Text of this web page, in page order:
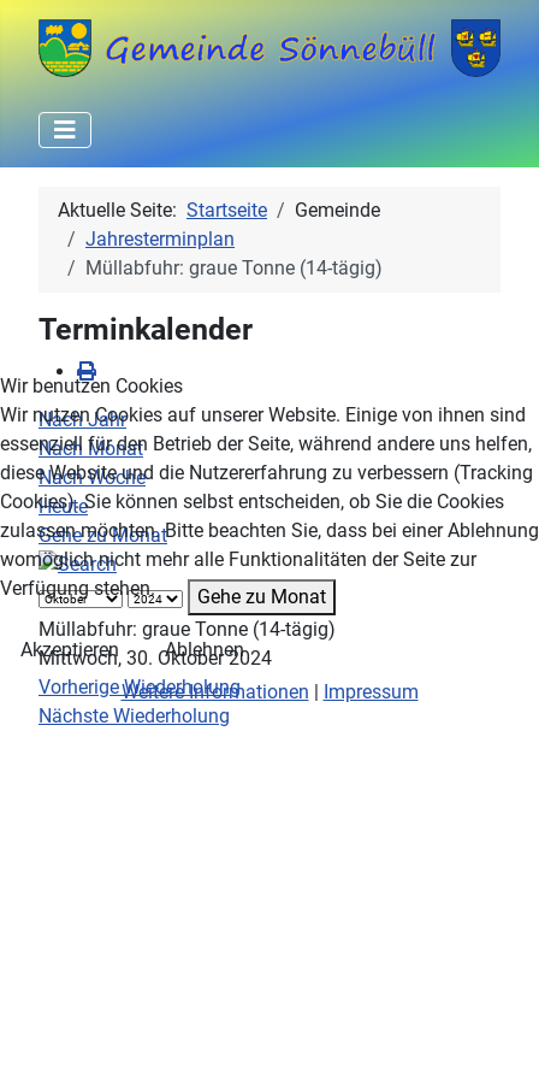
Aktuelle Seite: Startseite
Gemeinde
Jahresterminplan
Müllabfuhr: graue Tonne (14-tägig)
Terminkalender
Nach Jahr
Nach Monat
Nach Woche
Heute
Gehe zu Monat
Gehe zu Monat
Müllabfuhr: graue Tonne (14-tägig)
Mittwoch, 30. Oktober 2024
Vorherige Wiederholung
Nächste Wiederholung
Wir benutzen Cookies
Wir nutzen Cookies auf unserer Website. Einige von ihnen sind
essenziell für den Betrieb der Seite, während andere uns helfen,
diese Website und die Nutzererfahrung zu verbessern (Tracking
Cookies). Sie können selbst entscheiden, ob Sie die Cookies
zulassen möchten. Bitte beachten Sie, dass bei einer Ablehnung
womöglich nicht mehr alle Funktionalitäten der Seite zur
Verfügung stehen.
Akzeptieren
Ablehnen
Weitere Informationen | Impressum